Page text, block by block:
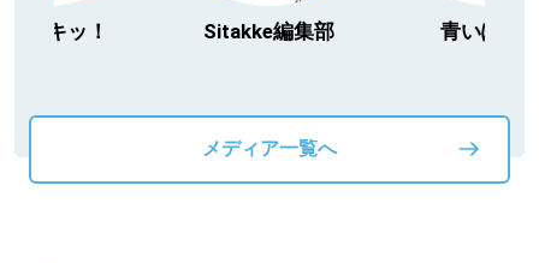
Sitakke編集部 青いぽすと
「北海道３
メディア一覧へ